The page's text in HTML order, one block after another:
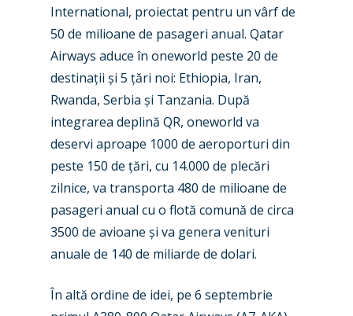
International, proiectat pentru un vârf de
50 de milioane de pasageri anual. Qatar
Airways aduce în oneworld peste 20 de
destinații și 5 țări noi: Ethiopia, Iran,
Rwanda, Serbia și Tanzania. După
integrarea deplină QR, oneworld va
deservi aproape 1000 de aeroporturi din
peste 150 de țări, cu 14.000 de plecări
zilnice, va transporta 480 de milioane de
pasageri anual cu o flotă comună de circa
3500 de avioane și va genera venituri
anuale de 140 de miliarde de dolari.
În altă ordine de idei, pe 6 septembrie
New Routes
Industry
Accidents / Incidents
Airshows